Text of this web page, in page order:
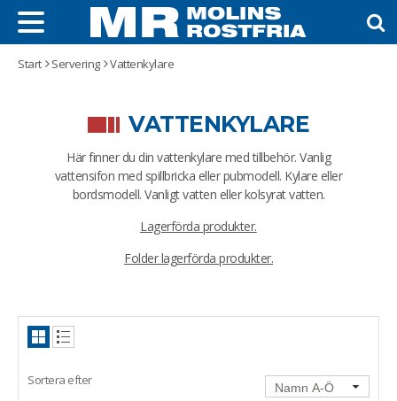
Start Servering Vattenkylare
Kyldiskar
Buffébänk
VATTENKYLARE
Här finner du din vattenkylare med tillbehör. Vanlig
vattensifon med spillbricka eller pubmodell. Kylare eller
bordsmodell. Vanligt vatten eller kolsyrat vatten.
Lagerförda produkter.
Folder lagerförda produkter.
Sortera efter